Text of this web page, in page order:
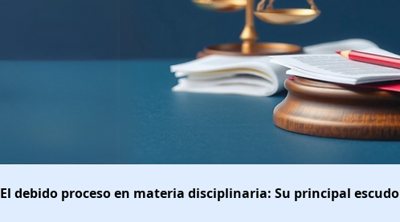
El debido proceso en materia disciplinaria: Su principal escudo